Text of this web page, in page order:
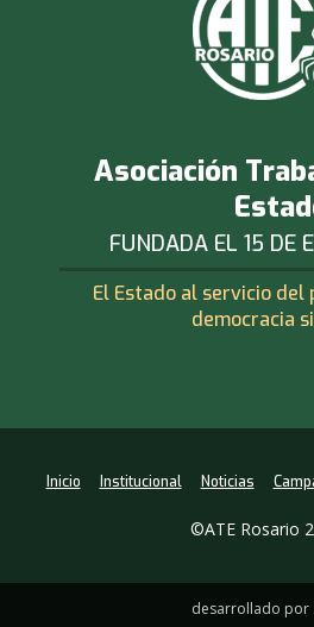
Asociación
FUNDADA EL 15 DE
El Estado al servicio del
democracia
Inicio Institucional Noticias
©ATE Rosario
desarrollado por